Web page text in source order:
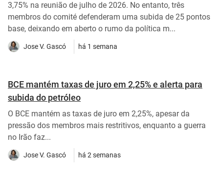
3,75% na reunião de julho de 2026. No entanto, três
membros do comité defenderam uma subida de 25 pontos
base, deixando em aberto o rumo da política m...
Jose V. Gascó há 1 semana
BCE mantém taxas de juro em 2,25% e alerta para
subida do petróleo
O BCE mantém as taxas de juro em 2,25%, apesar da
pressão dos membros mais restritivos, enquanto a guerra
no Irão faz...
Jose V. Gascó há 2 semanas